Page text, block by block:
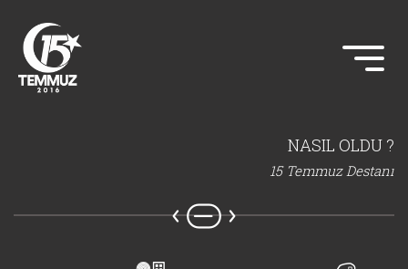
NASIL OLDU ?
15 Temmuz Destanı